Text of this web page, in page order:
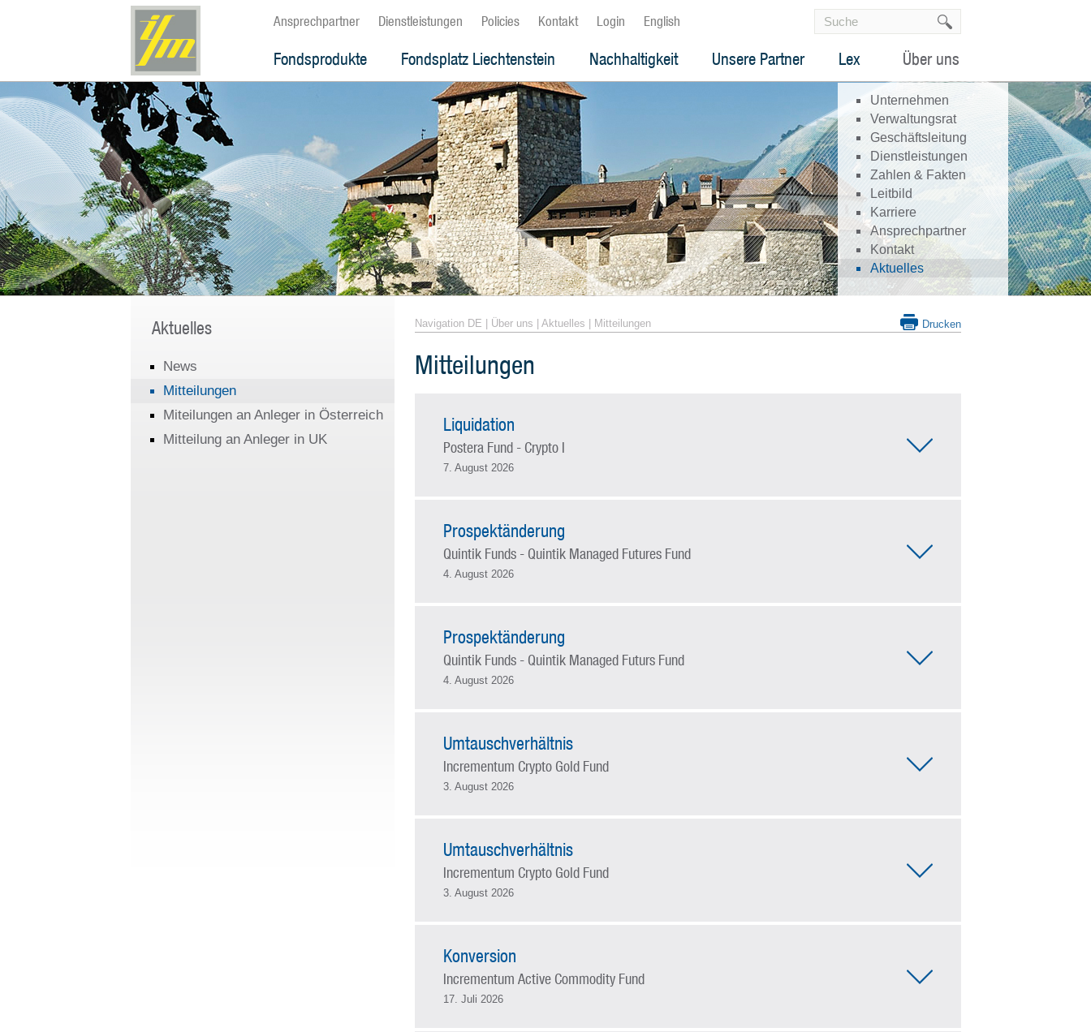
Ansprechpartner Dienstleistungen Policies Kontakt Login English
Fondsprodukte Fondsplatz Liechtenstein Nachhaltigkeit Unsere Partner Lex Über uns
Unternehmen
Verwaltungsrat
Geschäftsleitung
Dienstleistungen
Zahlen & Fakten
Leitbild
Karriere
Ansprechpartner
Kontakt
Aktuelles
Aktuelles
News
Mitteilungen
Miteilungen an Anleger in Österreich
Mitteilung an Anleger in UK
Navigation DE Über uns Aktuelles Mitteilungen Drucken
Mitteilungen
Liquidation
Postera Fund - Crypto I
7. August 2026
Prospektänderung
Quintik Funds - Quintik Managed Futures Fund
4. August 2026
Prospektänderung
Quintik Funds - Quintik Managed Futurs Fund
4. August 2026
Umtauschverhältnis
Incrementum Crypto Gold Fund
3. August 2026
Umtauschverhältnis
Incrementum Crypto Gold Fund
3. August 2026
Konversion
Incrementum Active Commodity Fund
17. Juli 2026